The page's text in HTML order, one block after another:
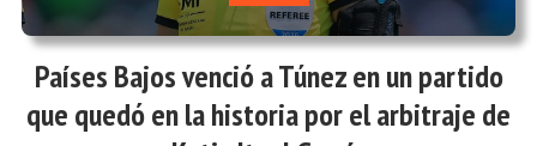
Países Bajos venció a Túnez en un partido
que quedó en la historia por el arbitraje de